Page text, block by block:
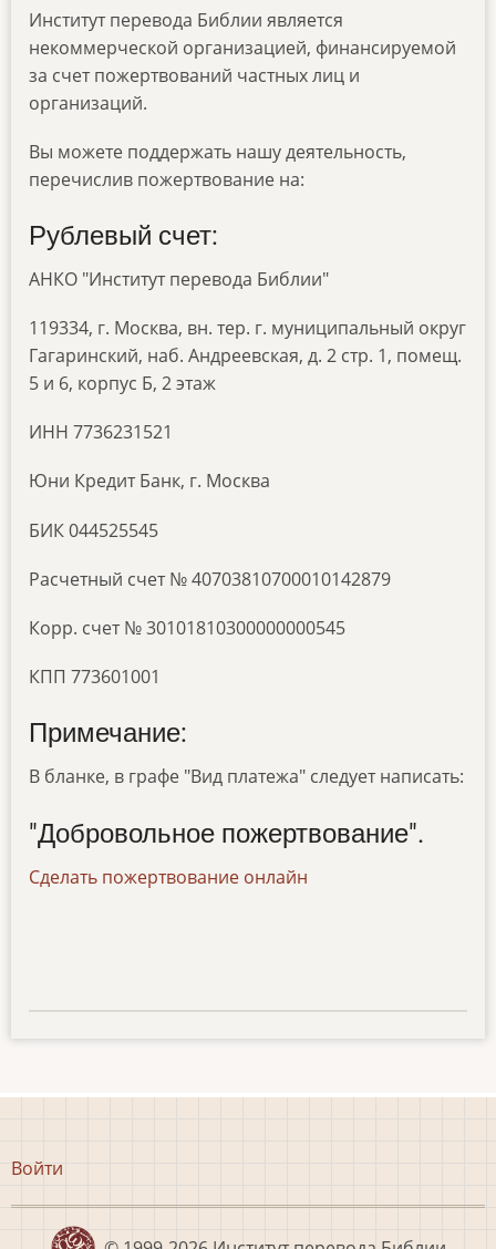
Институт перевода Библии является
некоммерческой организацией, финансируемой
за счет пожертвований частных лиц и
организаций.
Вы можете поддержать нашу деятельность,
перечислив пожертвование на:
Рублевый счет:
АНКО "Институт перевода Библии"
119334, г. Москва, вн. тер. г. муниципальный округ
Гагаринский, наб. Андреевская, д. 2 стр. 1, помещ.
5 и 6, корпус Б, 2 этаж
ИНН 7736231521
Юни Кредит Банк, г. Москва
БИК 044525545
Расчетный счет № 40703810700010142879
Корр. счет № 30101810300000000545
КПП 773601001
Примечание:
В бланке, в графе "Вид платежа" следует написать:
"Добровольное пожертвование".
Сделать пожертвование онлайн
Меню
записи
пользователя
Войти